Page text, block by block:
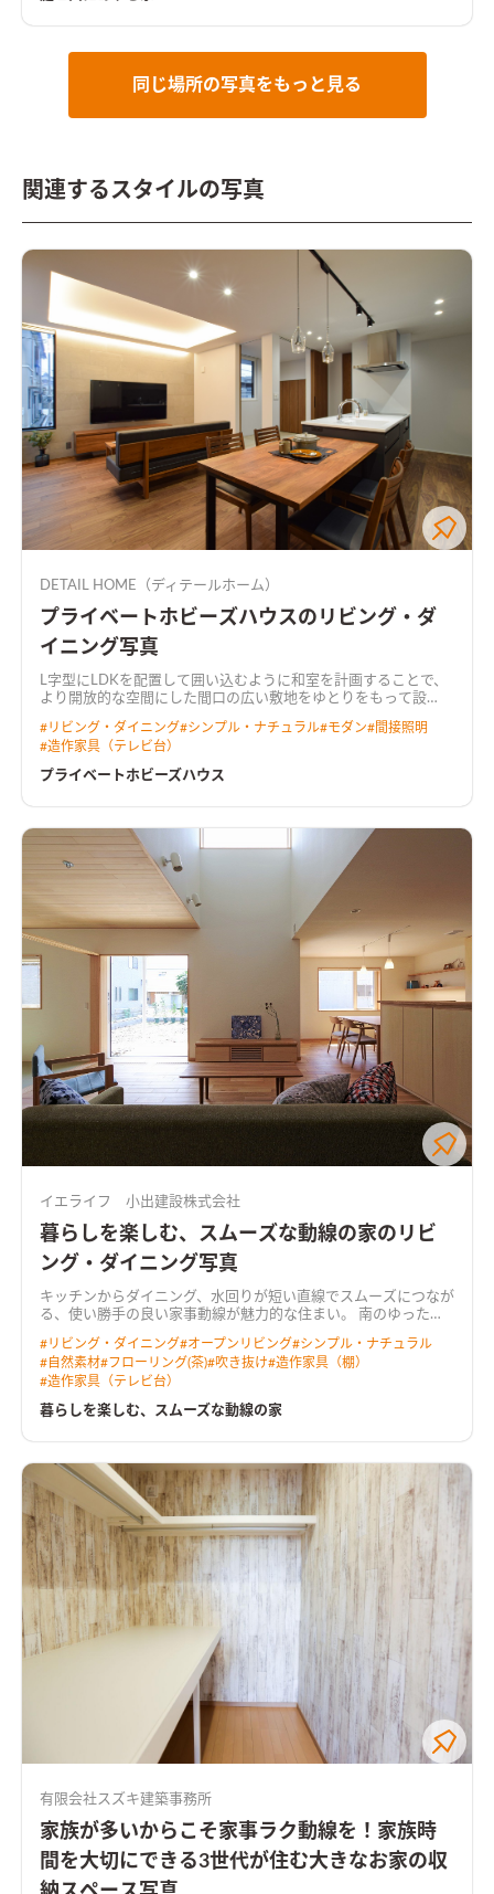
同じ場所の写真をもっと見る
関連するスタイルの写真
DETAIL HOME（ディテールホーム）
プライベートホビーズハウスのリビング・ダ
イニング写真
L字型にLDKを配置して囲い込むように和室を計画することで、
より開放的な空間にした 間口の広い敷地をゆとりをもって設
線とした。 LDKからは中庭が望め、植栽が四季の移ろいを感じ
させてくれる。 2階にご夫婦で使えるホビールームを設置し、コ
ロナ禍でのお家時間の充実や、リモートワークなど多岐に渡り
を演出しました。 カーテンボックスを造作し、カーテンレール
を隠すことによって、生活感を感じさせない工夫も施していま
プライベートなホビールームオンラインゲームやリモートワ
ークに集中できるよう、あえて個室化したプライベートなホビ
ールーム。 たくさんもっている漫画本を収納できる大容量の本
棚を造作しました
#リビング・ダイニング#シンプル・ナチュラル#モダン#間接照明
#造作家具（テレビ台）
プライベートホビーズハウス
イエライフ 小出建設株式会社
暮らしを楽しむ、スムーズな動線の家のリビ
ング・ダイニング写真
キッチンからダイニング、水回りが短い直線でスムーズにつなが
る、使い勝手の良い家事動線が魅力的な住まい。 南のゆったり
地よい空間。 奥行きのあるウッドデッキを介して庭へと暮らし
が広がります。 リビングに隣り合う和室はＬＤＫと一体で使え
る開放的なスペース。 無垢の床や羽目板の天井、空間にぴった
りと納めた木製の造作家具など、あたたかな木の質感が室内に寛
いだ雰囲気をつくっています。 ＨEAT20 Ｇ2以上の断熱性能を
#リビング・ダイニング#オープンリビング#シンプル・ナチュラル
#自然素材#フローリング(茶)#吹き抜け#造作家具（棚）
#造作家具（テレビ台）
暮らしを楽しむ、スムーズな動線の家
有限会社スズキ建築事務所
家族が多いからこそ家事ラク動線を！家族時
間を大切にできる3世代が住む大きなお家の収